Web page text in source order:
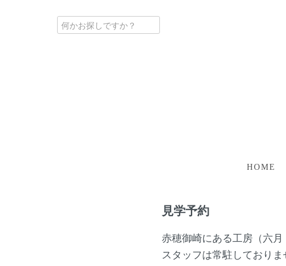
HOME
見学予約
赤穂御崎にある工房（六月
スタッフは常駐しており